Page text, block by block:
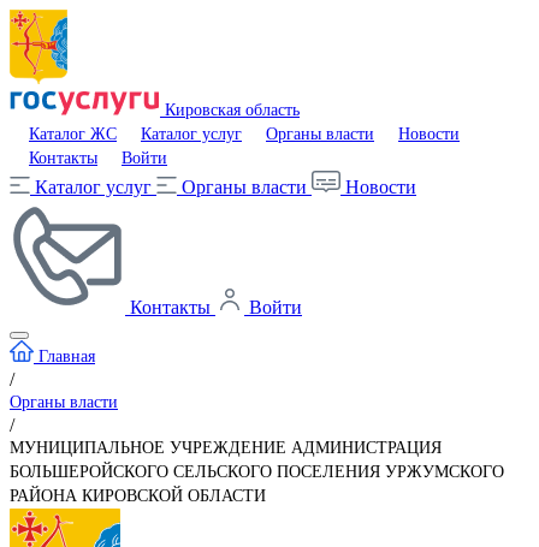
Кировская область
Каталог ЖС
Каталог услуг Органы власти
Новости
Контакты
Войти
Каталог услуг Органы власти Новости
Контакты Войти
Главная
/
Органы власти
/
МУНИЦИПАЛЬНОЕ УЧРЕЖДЕНИЕ АДМИНИСТРАЦИЯ
БОЛЬШЕРОЙСКОГО СЕЛЬСКОГО ПОСЕЛЕНИЯ УРЖУМСКОГО
РАЙОНА КИРОВСКОЙ ОБЛАСТИ